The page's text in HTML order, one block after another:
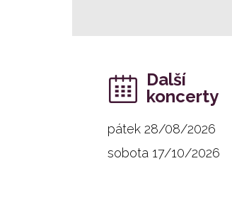
Další
koncerty
pátek 28/08/2026
sobota 17/10/2026